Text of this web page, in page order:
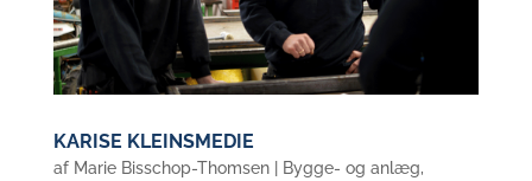
KARISE KLEINSMEDIE
af Marie Bisschop-Thomsen| Bygge- og anlæg,